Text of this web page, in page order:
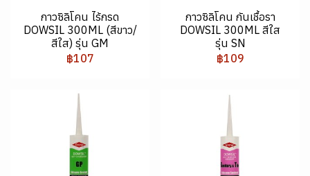
กาวซิลิโคน ไร้กรด
DOWSIL 300ML (สีขาว/
สีใส) รุ่น GM
฿107
กาวซิลิโคน กันเชื้อรา
DOWSIL 300ML สีใส
รุ่น SN
฿109